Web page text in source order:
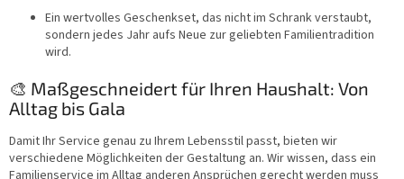
e
Ein wertvolles Geschenkset, das nicht im Schrank verstaubt,
sondern jedes Jahr aufs Neue zur geliebten Familientradition
wird.
🎨 Maßgeschneidert für Ihren Haushalt: Von
Alltag bis Gala
Damit Ihr Service genau zu Ihrem Lebensstil passt, bieten wir
verschiedene Möglichkeiten der Gestaltung an. Wir wissen, dass ein